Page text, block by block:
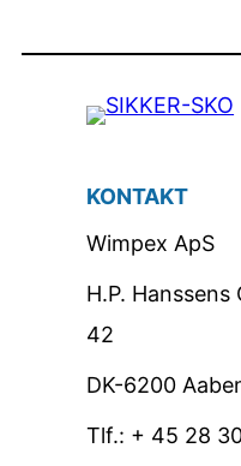
KONTAKT
Wimpex ApS
H.P. Hanssens
42
DK-6200
Tlf.: + 45 28